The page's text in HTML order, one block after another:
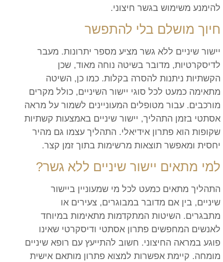
להימנע משימוש בגשר חיצוני.
חיוך מושלם בלי להתפשר
יישור שיניים ללא גשר מציע מספר יתרונות. מעבר
לדיסקרטיות, מדובר בשיטה נוחה מאוד, שכן
הקשתיות ניתנות להסרה בקלות. כמו כן, השיטה
מתאימה כמעט לכל סוגי יישור השיניים, כולל מקרים
מורכבים. עבור מטופלים המעוניינים לשמור על מראה
אסתטי בזמן התהליך, יישור שיניים באמצעות קשתיות
שקופות הוא פתרון אידיאלי. התהליך עצמו גם מהיר
יחסית ומאפשר תוצאות מרשימות בתוך זמן קצר.
למי מתאים יישור שיניים ללא גשר?
התהליך מתאים כמעט לכל מי שמעוניין ביישור
שיניים, בין אם מדובר במבוגרים, צעירים או
מתבגרים. השיטות המתקדמות מתאימות במיוחד
לאנשים המחפשים פתרון אסתטי ודיסקרטי שאינו
פוגע במראה החיצוני. חשוב להתייעץ עם רופא שיניים
מומחה. קיימת אפשרות למצוא פתרון מותאם אישית